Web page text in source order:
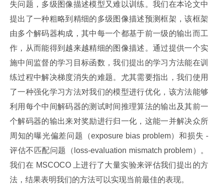
失问题，多级图像描述模型又难以训练。我们在本论文中
提出了一种粗略到精细的多级图像描述预测框架，该框架
由多个解码器构成，其中每一个都基于前一级的输出而工
作，从而能得到越来越精细的图像描述。通过提供一个实
施中间监督的学习目标函数，我们提出的学习方法能在训
练过程中解决梯度消失的难题。尤其需要指出，我们使用
了一种强化学习方法对我们的模型进行优化，该方法能够
利用每个中间解码器的测试时间推理算法的输出及其前一
个解码器的输出来对奖励进行归一化，这能一并解决众所
周知的曝光偏差问题（exposure bias problem）和损失 -
评估不匹配问题（loss-evaluation mismatch problem）。
我们在 MSCOCO 上进行了大量实验来评估我们提出的方
法，结果表明我们的方法可以实现当前最佳的表现。